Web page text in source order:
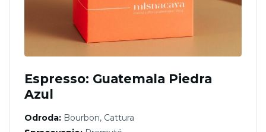
Espresso: Guatemala Piedra
Azul
Odroda: Bourbon, Cattura